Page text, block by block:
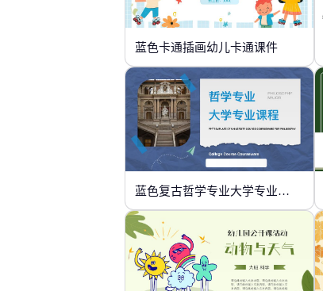
蓝色卡通插画幼儿卡通课件
蓝色复古哲学专业大学专业课程